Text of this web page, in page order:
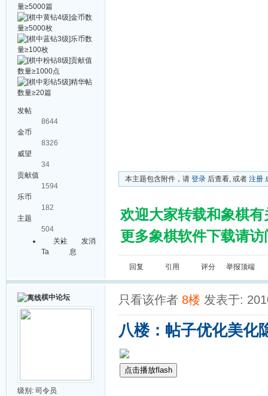
发帖
8644
金币
8326
威望
34
贡献值
1594
乐币
182
主题
504
关注
Ta
发消
息
本主题包含附件，请 登录 后查看, 或者 注册
欢迎大家转载和象棋
更多象棋软件下载请
回复 引用 评分 举报顶端
棋中论坛
级别: 司令员
只看该作者 8楼 发表于:
八楼：帖子优化美化
点击播放flash